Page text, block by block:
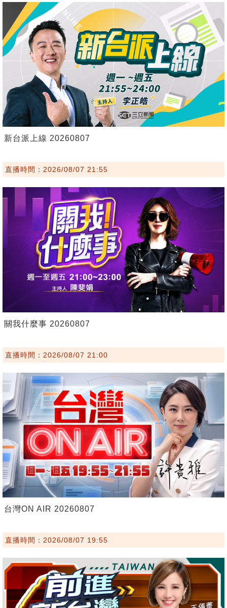
新台派上線 20260807
直播時間：2026/08/07 21:55
關我什麼事 20260807
直播時間：2026/08/07 21:00
台灣ON AIR 20260807
直播時間：2026/08/07 19:55